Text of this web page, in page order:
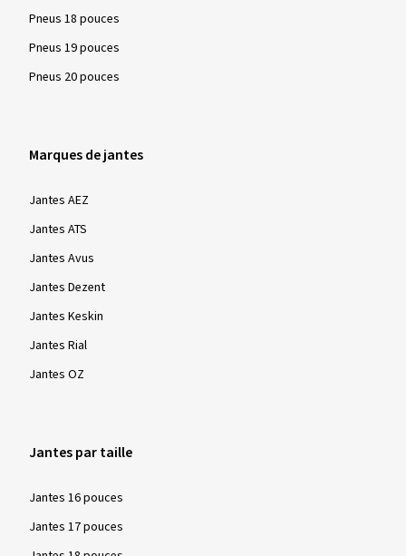
Pneus 18 pouces
Pneus 19 pouces
Pneus 20 pouces
Marques de jantes
Jantes AEZ
Jantes ATS
Jantes Avus
Jantes Dezent
Jantes Keskin
Jantes Rial
Jantes OZ
Jantes par taille
Jantes 16 pouces
Jantes 17 pouces